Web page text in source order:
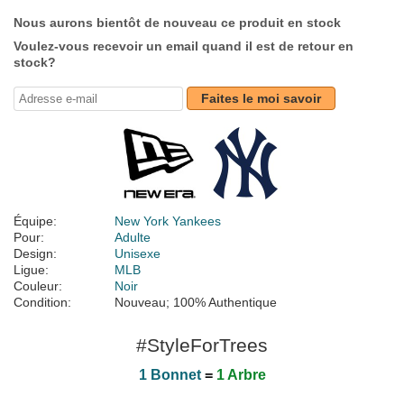
Nous aurons bientôt de nouveau ce produit en stock
Voulez-vous recevoir un email quand il est de retour en
stock?
Faites le moi savoir
Équipe:
New York Yankees
Pour:
Adulte
Design:
Unisexe
Ligue:
MLB
Couleur:
Noir
Condition:
Nouveau; 100% Authentique
#StyleForTrees
1 Bonnet= 1 Arbre